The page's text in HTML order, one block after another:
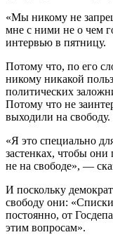
«Мы никому не
мне с ними не о чем
интервью в пятницу.
Потому что, по его
никому никакой
политических
Потому что не
выходили на свободу.
«Я это специально
застенках, чтобы
не на свободе», —
И поскольку
свободу они:
постоянно, от
этим вопросам».